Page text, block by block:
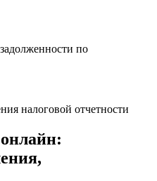
по
налоговой отчетности